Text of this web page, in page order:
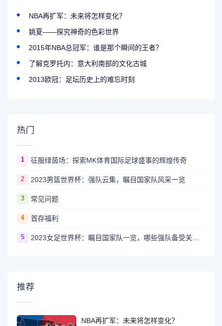
NBA再扩军：未来将怎样变化？
姚夏——探究神奇的色彩世界
2015年NBA总冠军：谁是那个瞬间的王者？
了解克罗托内：意大利南部的文化古城
2013欧冠：足坛历史上的难忘时刻
热门
1 征服绿茵场：探索MK体育国际足球盛事的辉煌传奇
2 2023男篮世界杯：强队云集，瞩目国家队风采一览
3 常见问题
4 首存福利
5
推荐
NBA再扩军：未来将怎样变化？